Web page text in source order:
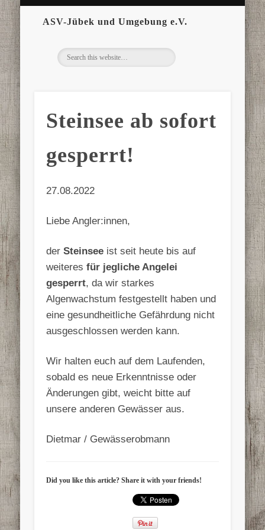
ASV-Jübek und Umgebung e.V.
Steinsee ab sofort
gesperrt!
27.08.2022
Liebe Angler:innen,
derSteinsee ist seit heute bis auf
weiteresfür jegliche Angelei
gesperrt, da wir starkes
Algenwachstum festgestellt haben und
eine gesundheitliche Gefährdung nicht
ausgeschlossen werden kann.
Wir halten euch auf dem Laufenden,
sobald es neue Erkenntnisse oder
Änderungen gibt, weicht bitte auf
unsere anderen Gewässer aus.
Dietmar / Gewässerobmann
Did you like this article? Share it with your friends!